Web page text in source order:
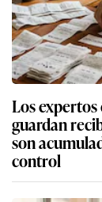
Los
guardan
son
control